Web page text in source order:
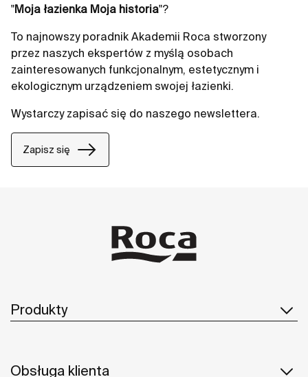
"Moja łazienka Moja historia"?
To najnowszy poradnik Akademii Roca stworzony
przez naszych ekspertów z myślą osobach
zainteresowanych funkcjonalnym, estetycznym i
ekologicznym urządzeniem swojej łazienki.
Wystarczy zapisać się do naszego newslettera.
Zapisz się
Produkty
Obsługa klienta